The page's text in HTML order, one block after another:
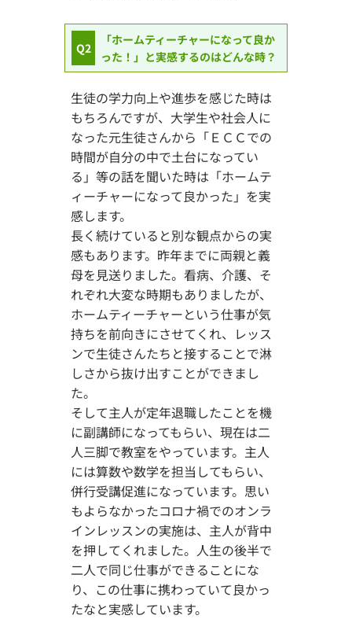
Q2
「ホームティーチャーになって良か
った！」と実感するのはどんな時？
生徒の学力向上や進歩を感じた時は
もちろんですが、大学生や社会人に
なった元生徒さんから「ＥＣＣでの
時間が自分の中で土台になってい
る」等の話を聞いた時は「ホームテ
ィーチャーになって良かった」を実
感します。
長く続けていると別な観点からの実
感もあります。昨年までに両親と義
母を見送りました。看病、介護、そ
れぞれ大変な時期もありましたが、
ホームティーチャーという仕事が気
持ちを前向きにさせてくれ、レッス
ンで生徒さんたちと接することで淋
しさから抜け出すことができまし
た。
そして主人が定年退職したことを機
に副講師になってもらい、現在は二
人三脚で教室をやっています。主人
には算数や数学を担当してもらい、
併行受講促進になっています。思い
もよらなかったコロナ禍でのオンラ
インレッスンの実施は、主人が背中
を押してくれました。人生の後半で
二人で同じ仕事ができることにな
り、この仕事に携わっていて良かっ
たなと実感しています。